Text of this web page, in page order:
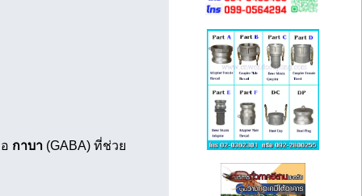
กาบา(GABA) ที่ช่วย